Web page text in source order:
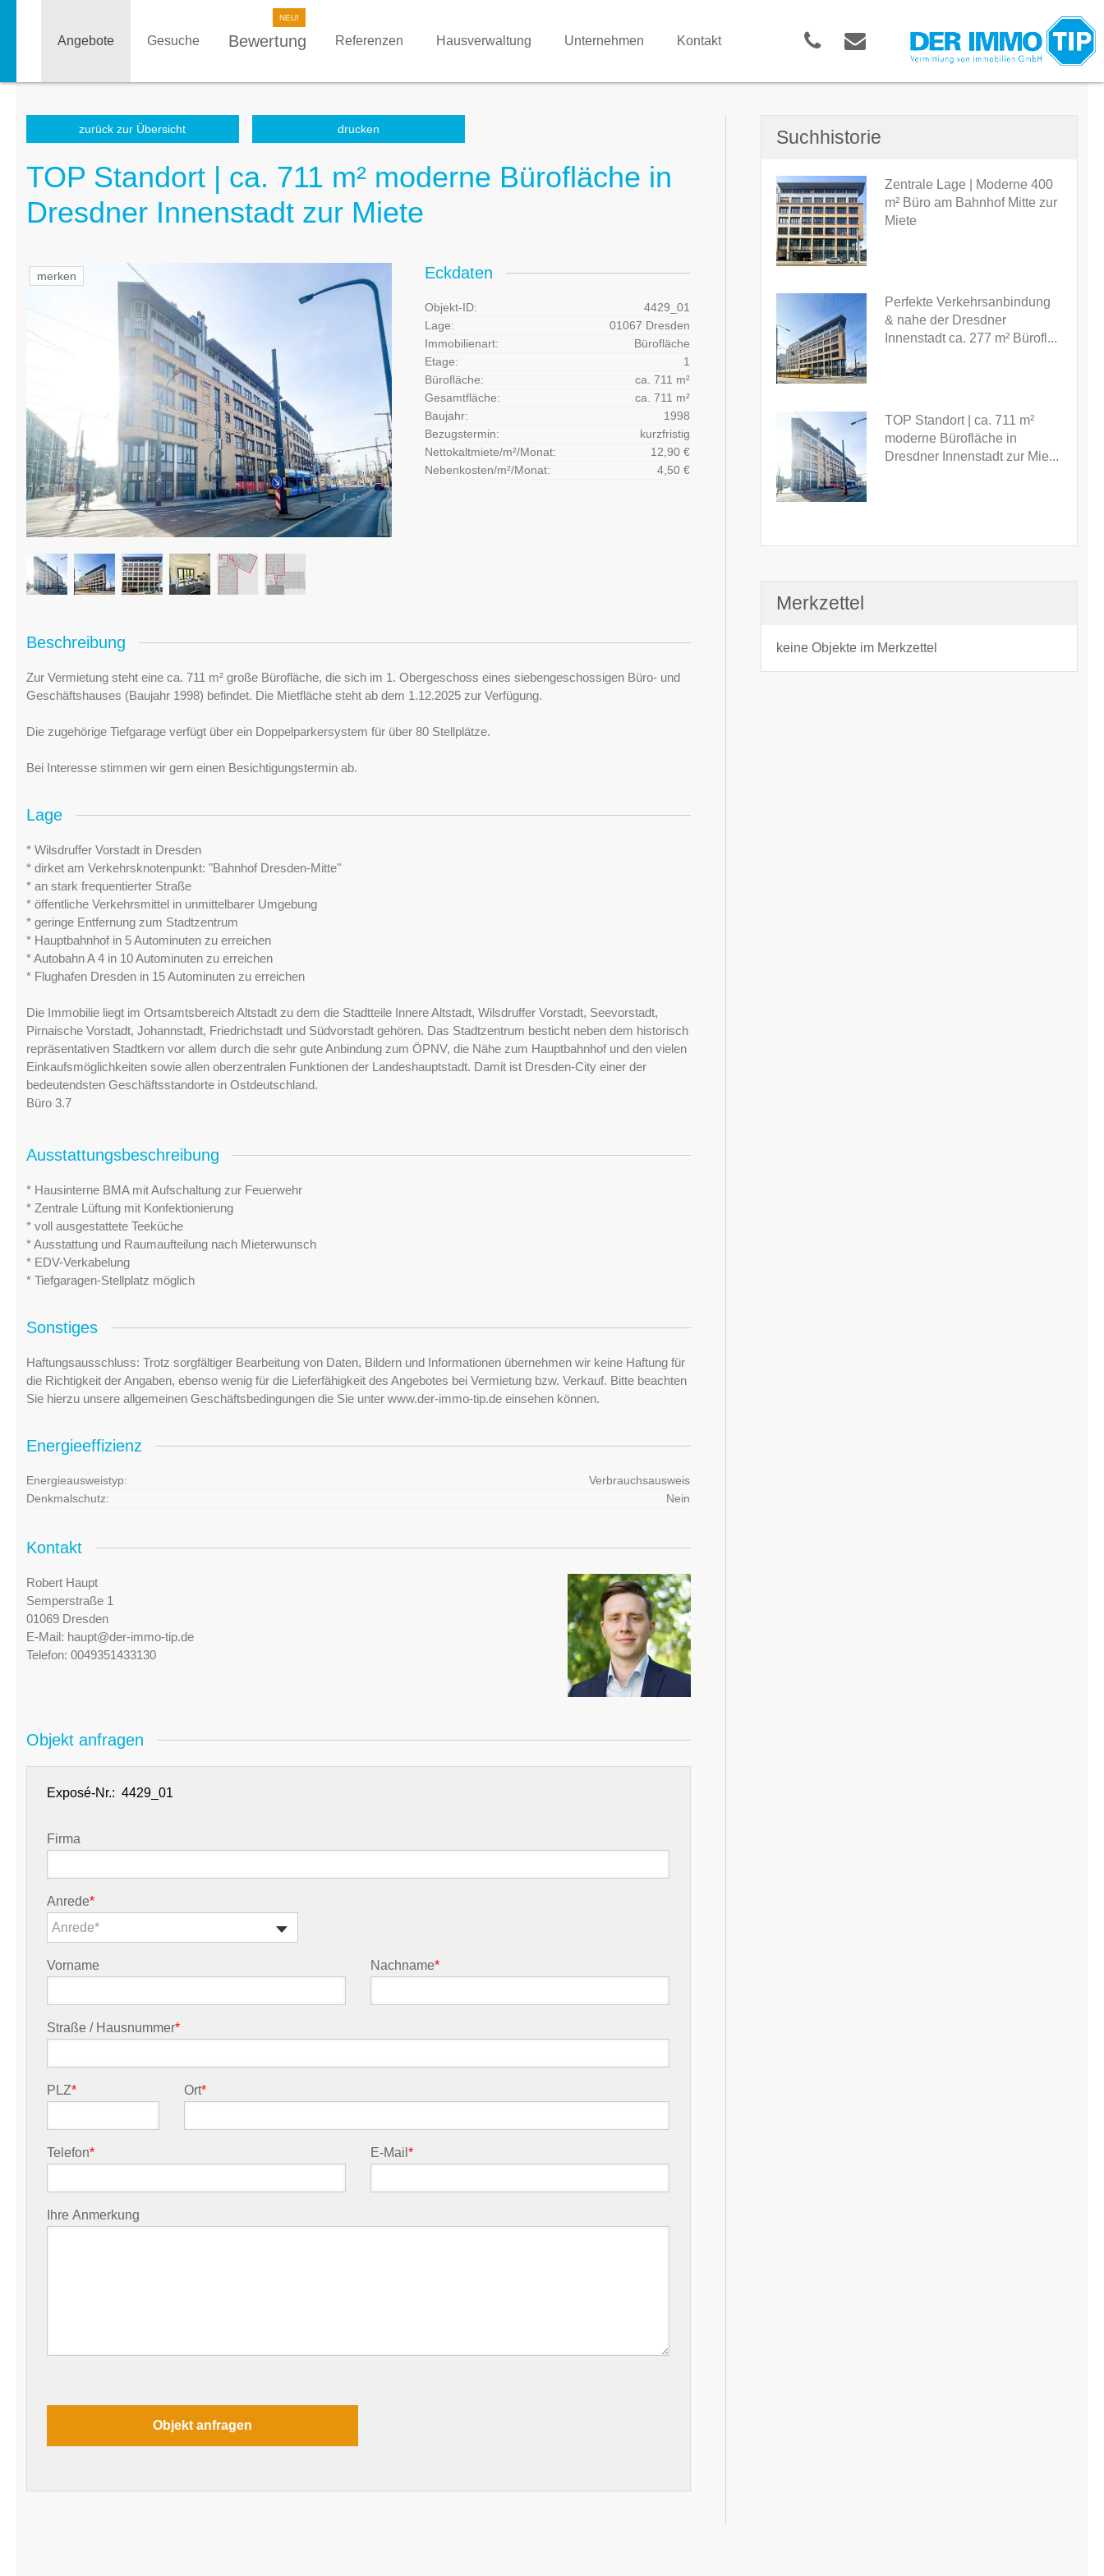
Angebote Gesuche Bewertung Referenzen Hausverwaltung Unternehmen Kontakt
zurück zur Übersicht drucken
TOP Standort | ca. 711 m² moderne Bürofläche in
Dresdner Innenstadt zur Miete
merken Eckdaten
Objekt-ID:
4429_01
Lage:
01067 Dresden
Immobilienart:
Bürofläche
Etage:
1
Bürofläche:
ca. 711 m²
Gesamtfläche:
ca. 711 m²
Baujahr:
1998
Bezugstermin:
kurzfristig
Nettokaltmiete/m²/Monat:
12,90 €
Nebenkosten/m²/Monat:
4,50 €
Beschreibung
Zur Vermietung steht eine ca. 711 m² große Bürofläche, die sich im 1. Obergeschoss eines siebengeschossigen Büro- und
Geschäftshauses (Baujahr 1998) befindet. Die Mietfläche steht ab dem 1.12.2025 zur Verfügung.
Die zugehörige Tiefgarage verfügt über ein Doppelparkersystem für über 80 Stellplätze.
Bei Interesse stimmen wir gern einen Besichtigungstermin ab.
Lage
* Wilsdruffer Vorstadt in Dresden
* dirket am Verkehrsknotenpunkt: "Bahnhof Dresden-Mitte"
* an stark frequentierter Straße
* öffentliche Verkehrsmittel in unmittelbarer Umgebung
* geringe Entfernung zum Stadtzentrum
* Hauptbahnhof in 5 Autominuten zu erreichen
* Autobahn A 4 in 10 Autominuten zu erreichen
* Flughafen Dresden in 15 Autominuten zu erreichen
Die Immobilie liegt im Ortsamtsbereich Altstadt zu dem die Stadtteile Innere Altstadt, Wilsdruffer Vorstadt, Seevorstadt,
Pirnaische Vorstadt, Johannstadt, Friedrichstadt und Südvorstadt gehören. Das Stadtzentrum besticht neben dem historisch
repräsentativen Stadtkern vor allem durch die sehr gute Anbindung zum ÖPNV, die Nähe zum Hauptbahnhof und den vielen
Einkaufsmöglichkeiten sowie allen oberzentralen Funktionen der Landeshauptstadt. Damit ist Dresden-City einer der
bedeutendsten Geschäftsstandorte in Ostdeutschland.
Büro 3.7
Ausstattungsbeschreibung
* Hausinterne BMA mit Aufschaltung zur Feuerwehr
* Zentrale Lüftung mit Konfektionierung
* voll ausgestattete Teeküche
* Ausstattung und Raumaufteilung nach Mieterwunsch
* EDV-Verkabelung
* Tiefgaragen-Stellplatz möglich
Sonstiges
Haftungsausschluss: Trotz sorgfältiger Bearbeitung von Daten, Bildern und Informationen übernehmen wir keine Haftung für
die Richtigkeit der Angaben, ebenso wenig für die Lieferfähigkeit des Angebotes bei Vermietung bzw. Verkauf. Bitte beachten
Sie hierzu unsere allgemeinen Geschäftsbedingungen die Sie unter www.der-immo-tip.de einsehen können.
Energieeffizienz
Energieausweistyp:
Verbrauchsausweis
Denkmalschutz:
Nein
Kontakt
Robert Haupt
Semperstraße 1
01069 Dresden
E-Mail: haupt@der-immo-tip.de
Telefon: 0049351433130
Objekt anfragen
Exposé-Nr.:
Firma
Anrede*
Anrede*
Vorname Nachname*
Straße / Hausnummer*
PLZ* Ort*
Telefon* E-Mail*
Ihre Anmerkung
Suchhistorie
Zentrale Lage | Moderne 400
m² Büro am Bahnhof Mitte zur
Miete
Perfekte Verkehrsanbindung
& nahe der Dresdner
Innenstadt ca. 277 m² Bürofl...
TOP Standort | ca. 711 m²
moderne Bürofläche in
Dresdner Innenstadt zur Mie...
Merkzettel
keine Objekte im Merkzettel